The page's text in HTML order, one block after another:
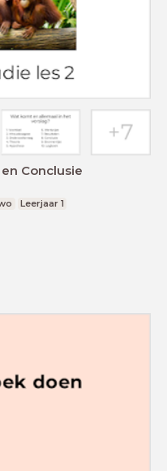
Conclusie
Leerjaar 1